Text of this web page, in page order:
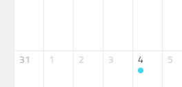
31 1 2 3 4 5